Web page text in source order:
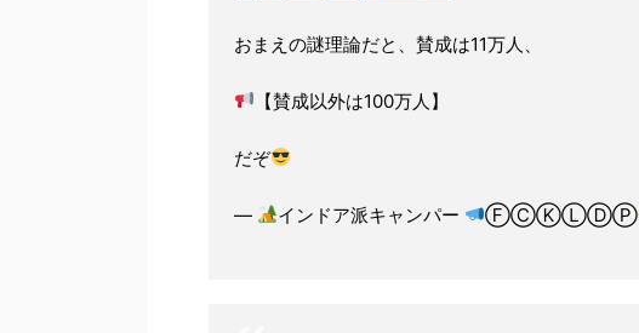
おまえの謎理論だと、賛成は11万人、
【賛成以外は100万人】
だぞ
— インドア派キャンパー ⒻⒸⓀⓁⒹⓅ